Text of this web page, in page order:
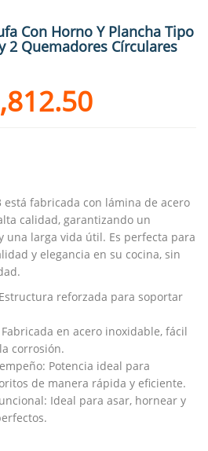
Con Horno Y Plancha Tipo
2 Quemadores Círculares
está fabricada con lámina de acero
calidad, garantizando un
una larga vida útil. Es perfecta para
y elegancia en su cocina, sin
reforzada para soportar
en acero inoxidable, fácil
corrosión.
Potencia ideal para
de manera rápida y eficiente.
Ideal para asar, hornear y